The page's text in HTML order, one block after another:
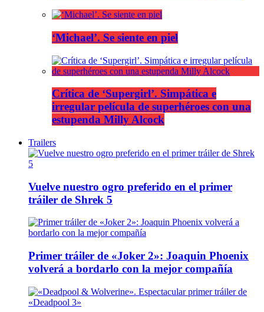
‘Michael’. Se siente en piel
Crítica de ‘Supergirl’. Simpática e
irregular película de superhéroes con una
estupenda Milly Alcock
Trailers
Vuelve nuestro ogro preferido en el primer
tráiler de Shrek 5
Primer tráiler de «Joker 2»: Joaquin Phoenix
volverá a bordarlo con la mejor compañía